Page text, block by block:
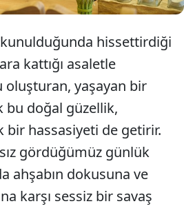
hissettirdiği
kattığı asaletle
yaşayan bir
bu doğal güzellik,
bir hassasiyeti de getirir.
gördüğümüz günlük
ahşabın dokusuna ve
karşı sessiz bir savaş